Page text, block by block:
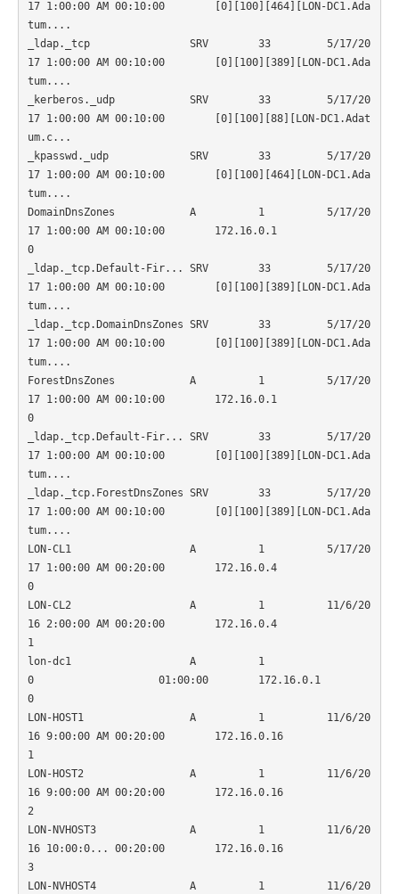
17 1:00:00 AM 00:10:00        [0][100][464][LON-DC1.Ada
tum....
_ldap._tcp                SRV        33         5/17/20
17 1:00:00 AM 00:10:00        [0][100][389][LON-DC1.Ada
tum....
_kerberos._udp            SRV        33         5/17/20
17 1:00:00 AM 00:10:00        [0][100][88][LON-DC1.Adat
um.c...
_kpasswd._udp             SRV        33         5/17/20
17 1:00:00 AM 00:10:00        [0][100][464][LON-DC1.Ada
tum....
DomainDnsZones            A          1          5/17/20
17 1:00:00 AM 00:10:00        172.16.0.1
0
_ldap._tcp.Default-Fir... SRV        33         5/17/20
17 1:00:00 AM 00:10:00        [0][100][389][LON-DC1.Ada
tum....
_ldap._tcp.DomainDnsZones SRV        33         5/17/20
17 1:00:00 AM 00:10:00        [0][100][389][LON-DC1.Ada
tum....
ForestDnsZones            A          1          5/17/20
17 1:00:00 AM 00:10:00        172.16.0.1
0
_ldap._tcp.Default-Fir... SRV        33         5/17/20
17 1:00:00 AM 00:10:00        [0][100][389][LON-DC1.Ada
tum....
_ldap._tcp.ForestDnsZones SRV        33         5/17/20
17 1:00:00 AM 00:10:00        [0][100][389][LON-DC1.Ada
tum....
LON-CL1                   A          1          5/17/20
17 1:00:00 AM 00:20:00        172.16.0.4
0
LON-CL2                   A          1          11/6/20
16 2:00:00 AM 00:20:00        172.16.0.4
1
lon-dc1                   A          1
0                    01:00:00        172.16.0.1
0
LON-HOST1                 A          1          11/6/20
16 9:00:00 AM 00:20:00        172.16.0.16
1
LON-HOST2                 A          1          11/6/20
16 9:00:00 AM 00:20:00        172.16.0.16
2
LON-NVHOST3               A          1          11/6/20
16 10:00:0... 00:20:00        172.16.0.16
3
LON-NVHOST4               A          1          11/6/20